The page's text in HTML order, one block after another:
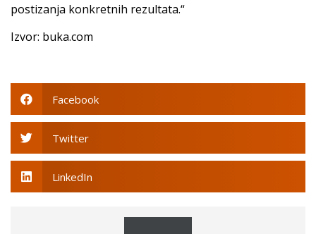
postizanja konkretnih rezultata.“
Izvor: buka.com
Facebook
Twitter
LinkedIn